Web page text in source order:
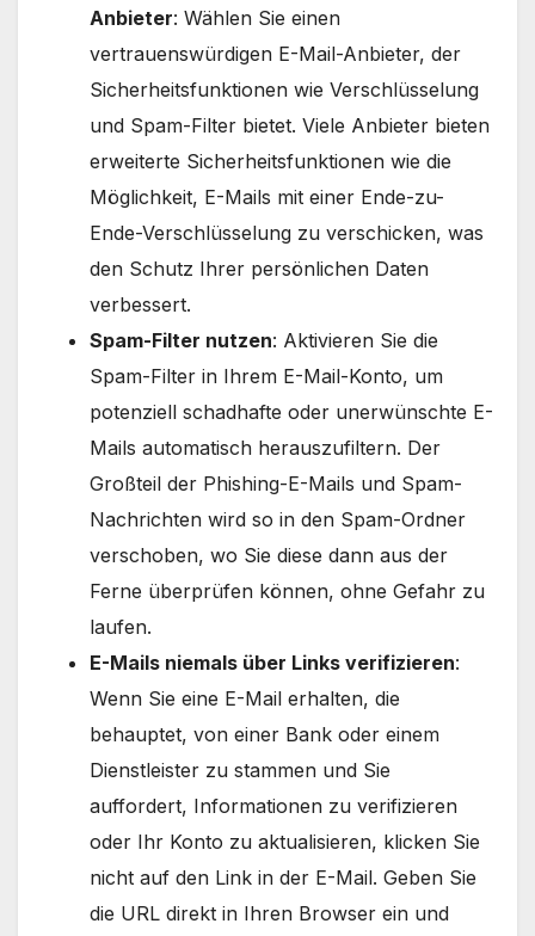
Anbieter: Wählen Sie einen
vertrauenswürdigen E-Mail-Anbieter, der
Sicherheitsfunktionen wie Verschlüsselung
und Spam-Filter bietet. Viele Anbieter bieten
erweiterte Sicherheitsfunktionen wie die
Möglichkeit, E-Mails mit einer Ende-zu-
Ende-Verschlüsselung zu verschicken, was
den Schutz Ihrer persönlichen Daten
verbessert.
Spam-Filter nutzen: Aktivieren Sie die
Spam-Filter in Ihrem E-Mail-Konto, um
potenziell schadhafte oder unerwünschte E-
Mails automatisch herauszufiltern. Der
Großteil der Phishing-E-Mails und Spam-
Nachrichten wird so in den Spam-Ordner
verschoben, wo Sie diese dann aus der
Ferne überprüfen können, ohne Gefahr zu
laufen.
E-Mails niemals über Links verifizieren:
Wenn Sie eine E-Mail erhalten, die
behauptet, von einer Bank oder einem
Dienstleister zu stammen und Sie
auffordert, Informationen zu verifizieren
oder Ihr Konto zu aktualisieren, klicken Sie
nicht auf den Link in der E-Mail. Geben Sie
die URL direkt in Ihren Browser ein und